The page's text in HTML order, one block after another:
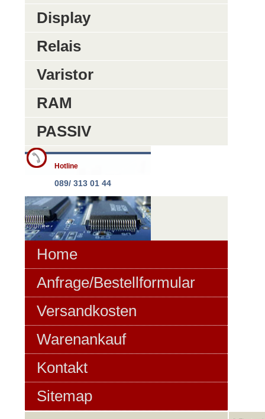
Display
Relais
Varistor
RAM
PASSIV
Hotline
089/ 313 01 44
Home
Anfrage/Bestellformular
Versandkosten
Warenankauf
Kontakt
Sitemap